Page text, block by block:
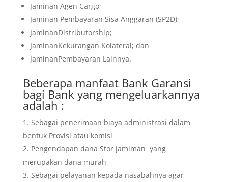
Jaminan Agen Cargo;
Jaminan Pembayaran Sisa Anggaran (SP2D);
JaminanDistributorship;
JaminanKekurangan Kolateral; dan
JaminanPembayaran Lainnya.
Beberapa manfaat Bank Garansi
bagi Bank yang mengeluarkannya
adalah :
Sebagai penerimaan biaya administrasi dalam
bentuk Provisi atau komisi
Pengendapan dana Stor Jamiman yang
merupakan dana murah
Sebagai pelayanan kepada nasabahnya agar